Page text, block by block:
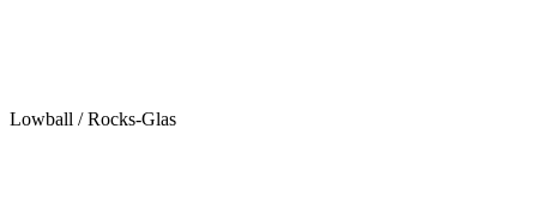
Lowball / Rocks-Glas